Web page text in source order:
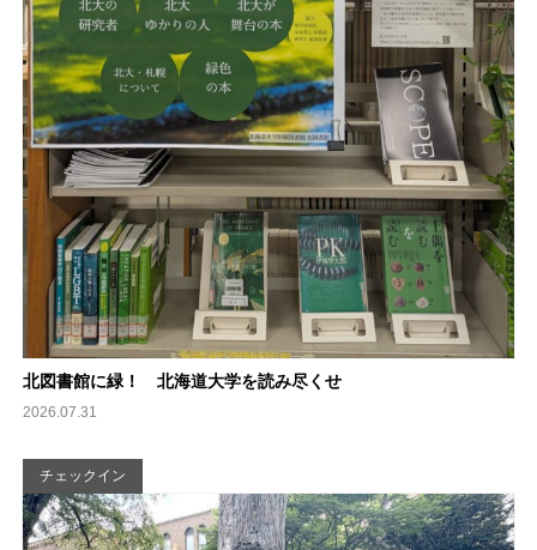
北図書館に緑！ 北海道大学を読み尽くせ
2026.07.31
チェックイン